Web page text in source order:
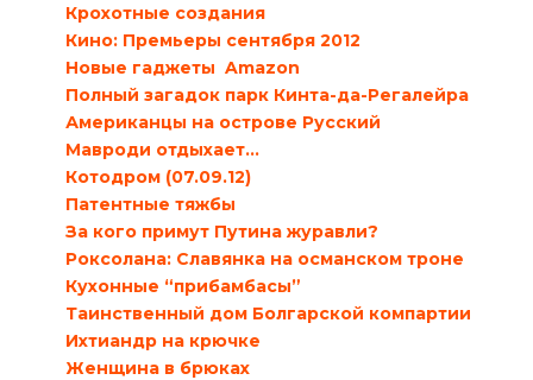
Крохотные создания
Кино: Премьеры сентября 2012
Новые гаджеты ‎ Amazon
Полный загадок парк Кинта-да-Регалейра
Американцы на острове Русский
Мавроди отдыхает…
Котодром (07.09.12)
Патентные тяжбы
За кого примут Путина журавли?
Роксолана: Славянка на османском троне
Кухонные “прибамбасы”
Таинственный дом Болгарской компартии
Ихтиандр на крючке
Женщина в брюках